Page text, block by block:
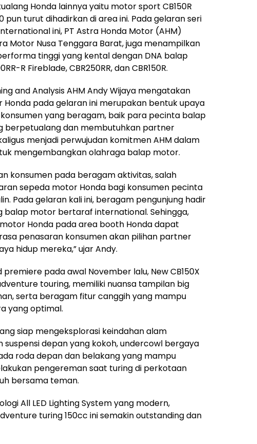
Honda lainnya yaitu motor sport CB150R
pun turut dihadirkan di area ini. Pada gelaran seri
ini, PT Astra Honda Motor (AHM)
Motor Nusa Tenggara Barat, juga menampilkan
tinggi yang kental dengan DNA balap
R Fireblade, CBR250RR, dan CBR150R.
and Analysis AHM Andy Wijaya mengatakan
pada gelaran ini merupakan bentuk upaya
yang beragam, baik para pecinta balap
berpetualang dan membutuhkan partner
menjadi perwujudan komitmen AHM dalam
mengembangkan olahraga balap motor.
konsumen pada beragam aktivitas, salah
sepeda motor Honda bagi konsumen pecinta
Pada gelaran kali ini, beragam pengunjung hadir
balap motor bertaraf international. Sehingga,
Honda pada area booth Honda dapat
penasaran konsumen akan pilihan partner
hidup mereka,” ujar Andy.
pada awal November lalu, New CB150X
touring, memiliki nuansa tampilan big
serta beragam fitur canggih yang mampu
yang optimal.
siap mengeksplorasi keindahan alam
suspensi depan yang kokoh, undercowl bergaya
roda depan dan belakang yang mampu
pengereman saat turing di perkotaan
bersama teman.
All LED Lighting System yang modern,
turing 150cc ini semakin outstanding dan